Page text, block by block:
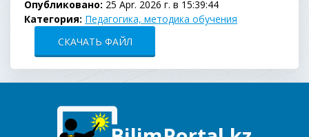
Опубликовано: 25 Apr. 2026 г. в 15:39:44
Категория: Педагогика, методика обучения
СКАЧАТЬ ФАЙЛ